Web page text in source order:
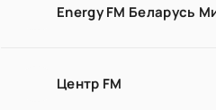
Energy FM Беларусь
Центр FM